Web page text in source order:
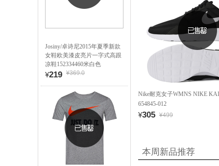
Josiny/卓诗尼2015年夏季新款
女鞋欧美漆皮亮片一字式高跟
凉鞋152334460米白色
¥219 ¥369.0
Nike耐克女子WMNS NIKE
654845-012
¥305 ¥499
本周新品推荐